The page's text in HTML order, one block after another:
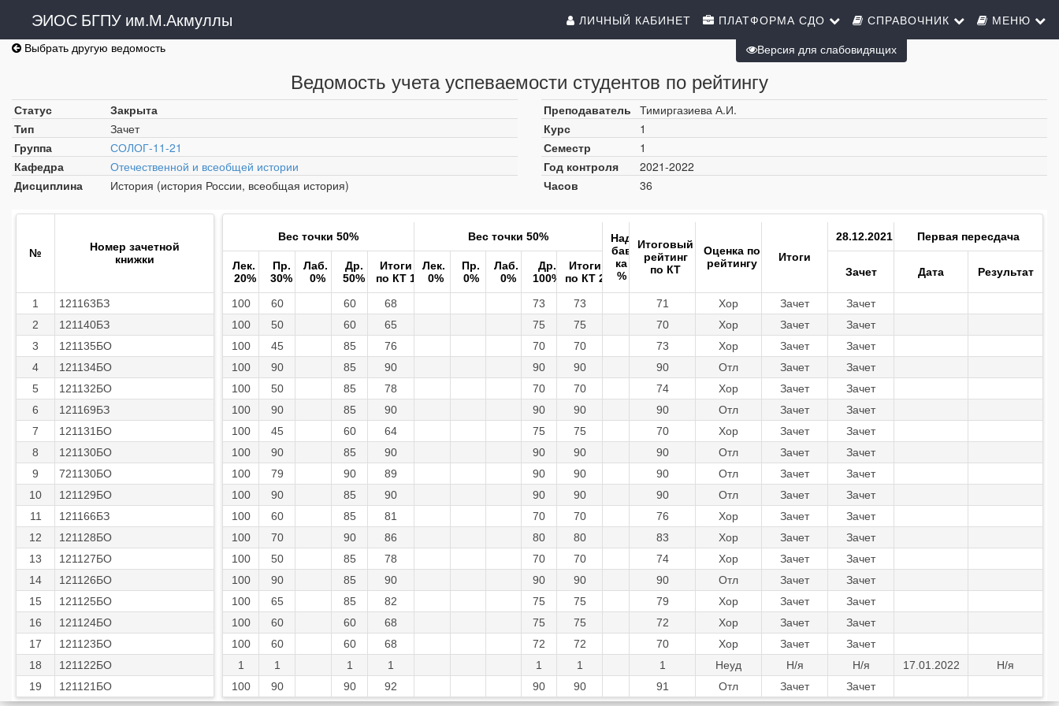
ЭИОС БГПУ им.М.Акмуллы ЛИЧНЫЙ КАБИНЕТ ПЛАТФОРМА СДО СПРАВОЧНИК
МЕНЮ
Выбрать другую ведомость
Ведомость учета успеваемости студентов по рейтингу
Статус
Закрыта
Тип
Зачет
Группа
СОЛОГ-11-21
Кафедра
Отечественной и всеобщей истории
Дисциплина
История (история России, всеобщая история)
Преподаватель Тимиргазиева А.И.
Курс
1
Семестр
1
Год контроля
2021-2022
Часов
36
№
Номер зачетной
книжки
1
121163БЗ
2
121140БЗ
3
121135БО
4
121134БО
5
121132БО
6
121169БЗ
7
121131БО
8
121130БО
9
721130БО
10
121129БО
11
121166БЗ
12
121128БО
13
121127БО
14
121126БО
15
121125БО
16
121124БО
17
121123БО
18
121122БО
19
121121БО
Вес точки 50% Вес точки 50%
Над
бав
ка
%
Итоговый
рейтинг
по КТ
Оценка по
рейтингу
Итоги
28.12.2021 Первая пересдача
Лек.
20%
Пр.
30%
Лаб.
0%
Др.
50%
Итоги
по КТ 1
Лек.
0%
Пр.
0%
Лаб.
0%
Др.
100%
Итоги
по КТ 2
Зачет Дата Результат
100 60 60 68 73 73 71 Хор Зачет
Зачет
100
50 60 65 75 75 70 Хор Зачет
Зачет
100
45 85 76 70 70 73 Хор Зачет
Зачет
100
90 85 90 90 90 90 Отл Зачет
Зачет
100
50 85 78 70 70 74 Хор Зачет
Зачет
100
90 85 90 90 90 90 Отл Зачет
Зачет
100
45 60 64 75 75 70 Хор Зачет
Зачет
100
90 85 90 90 90 90 Отл Зачет
Зачет
100
79 90 89 90 90 90 Отл Зачет
Зачет
100
90 85 90 90 90 90 Отл Зачет
Зачет
100
60 85 81 70 70 76 Хор Зачет
Зачет
100
70 90 86 80 80 83 Хор Зачет
Зачет
100
50 85 78 70 70 74 Хор Зачет
Зачет
100
90 85 90 90 90 90 Отл Зачет
Зачет
100
65 85 82 75 75 79 Хор Зачет
Зачет
100
60 60 68 75 75 72 Хор Зачет
Зачет
100
60 60 68 72 72 70 Хор Зачет
Зачет
1
1 1 1 1 1 1 Неуд Н/я Н/я 17.01.2022
Н/я
100
90 90 92 90 90 91 Отл Зачет Зачет
Версия для слабовидящих